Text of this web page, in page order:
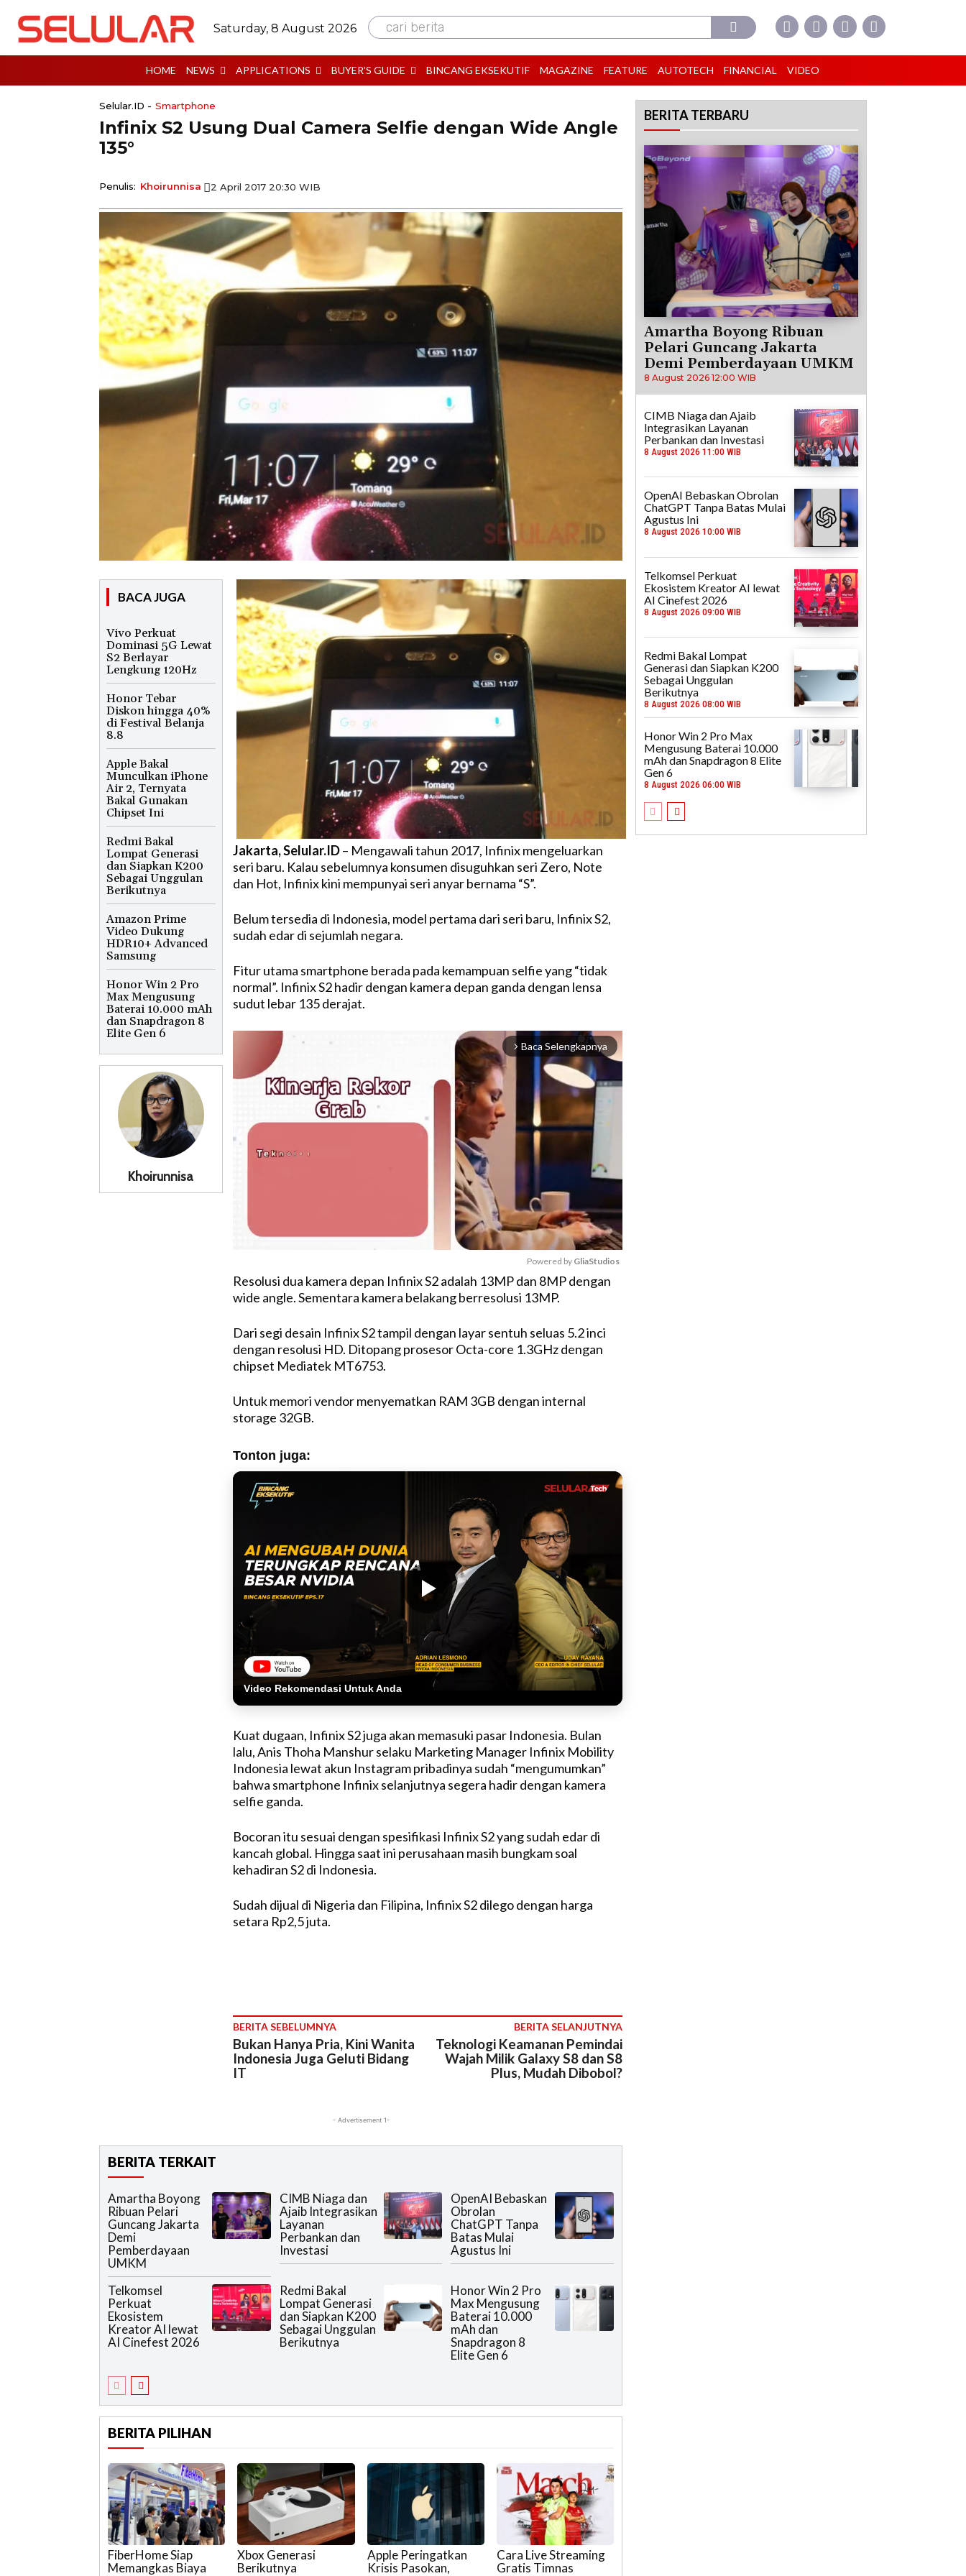
Saturday, 8 August 2026 cari berita
HOME NEWS APPLICATIONS BUYER’S GUIDE BINCANG EKSEKUTIF MAGAZINE FEATURE AUTOTECH FINANCIAL VIDEO
Selular.ID - Smartphone
Infinix S2 Usung Dual Camera Selfie dengan Wide Angle
135°
Penulis: Khoirunnisa 2 April 2017 20:30 WIB
BACA JUGA
Vivo Perkuat
Dominasi 5G Lewat
S2 Berlayar
Lengkung 120Hz
Honor Tebar
Diskon hingga 40%
di Festival Belanja
8.8
Apple Bakal
Munculkan iPhone
Air 2, Ternyata
Bakal Gunakan
Chipset Ini
Redmi Bakal
Lompat Generasi
dan Siapkan K200
Sebagai Unggulan
Berikutnya
Amazon Prime
Video Dukung
HDR10+ Advanced
Samsung
Honor Win 2 Pro
Max Mengusung
Baterai 10.000 mAh
dan Snapdragon 8
Elite Gen 6
Khoirunnisa
Jakarta, Selular.ID– Mengawali tahun 2017, Infinix mengeluarkan
seri baru. Kalau sebelumnya konsumen disuguhkan seri Zero, Note
dan Hot, Infinix kini mempunyai seri anyar bernama “S”.
Belum tersedia di Indonesia, model pertama dari seri baru, Infinix S2,
sudah edar di sejumlah negara.
Fitur utama smartphone berada pada kemampuan selfie yang “tidak
normal”. Infinix S2 hadir dengan kamera depan ganda dengan lensa
sudut lebar 135 derajat.
arrow_forward_ios Baca Selengkapnya
M
t
Powered by GliaStudios
Resolusi dua kamera depan Infinix S2 adalah 13MP dan 8MP dengan
wide angle. Sementara kamera belakang berresolusi 13MP.
Dari segi desain Infinix S2 tampil dengan layar sentuh seluas 5.2 inci
dengan resolusi HD. Ditopang prosesor Octa-core 1.3GHz dengan
chipset Mediatek MT6753.
Untuk memori vendor menyematkan RAM 3GB dengan internal
storage 32GB.
Tonton juga:
Video Rekomendasi Untuk Anda
Kuat dugaan, Infinix S2 juga akan memasuki pasar Indonesia. Bulan
lalu, Anis Thoha Manshur selaku Marketing Manager Infinix Mobility
Indonesia lewat akun Instagram pribadinya sudah “mengumumkan”
bahwa smartphone Infinix selanjutnya segera hadir dengan kamera
selfie ganda.
Bocoran itu sesuai dengan spesifikasi Infinix S2 yang sudah edar di
kancah global. Hingga saat ini perusahaan masih bungkam soal
kehadiran S2 di Indonesia.
Sudah dijual di Nigeria dan Filipina, Infinix S2 dilego dengan harga
setara Rp2,5 juta.
BERITA SEBELUMNYA
Bukan Hanya Pria, Kini Wanita
Indonesia Juga Geluti Bidang
IT
BERITA SELANJUTNYA
Teknologi Keamanan Pemindai
Wajah Milik Galaxy S8 dan S8
Plus, Mudah Dibobol?
- Advertisement 1-
BERITA TERKAIT
Amartha Boyong
Ribuan Pelari
Guncang Jakarta
Demi
Pemberdayaan
UMKM
CIMB Niaga dan
Ajaib Integrasikan
Layanan
Perbankan dan
Investasi
OpenAI Bebaskan
Obrolan
ChatGPT Tanpa
Batas Mulai
Agustus Ini
Telkomsel
Perkuat
Ekosistem
Kreator AI lewat
AI Cinefest 2026
Redmi Bakal
Lompat Generasi
dan Siapkan K200
Sebagai Unggulan
Berikutnya
Honor Win 2 Pro
Max Mengusung
Baterai 10.000
mAh dan
Snapdragon 8
Elite Gen 6
BERITA PILIHAN
FiberHome Siap
Memangkas Biaya
Xbox Generasi
Berikutnya
Apple Peringatkan
Krisis Pasokan,
Cara Live Streaming
Gratis Timnas
BERITA TERBARU
Amartha Boyong Ribuan
Pelari Guncang Jakarta
Demi Pemberdayaan UMKM
8 August 2026 12:00 WIB
CIMB Niaga dan Ajaib
Integrasikan Layanan
Perbankan dan Investasi
8 August 2026 11:00 WIB
OpenAI Bebaskan Obrolan
ChatGPT Tanpa Batas Mulai
Agustus Ini
8 August 2026 10:00 WIB
Telkomsel Perkuat
Ekosistem Kreator AI lewat
AI Cinefest 2026
8 August 2026 09:00 WIB
Redmi Bakal Lompat
Generasi dan Siapkan K200
Sebagai Unggulan
Berikutnya
8 August 2026 08:00 WIB
Honor Win 2 Pro Max
Mengusung Baterai 10.000
mAh dan Snapdragon 8 Elite
Gen 6
8 August 2026 06:00 WIB